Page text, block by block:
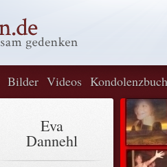
Bilder Videos Kondolenzbuch
Eva
Dannehl